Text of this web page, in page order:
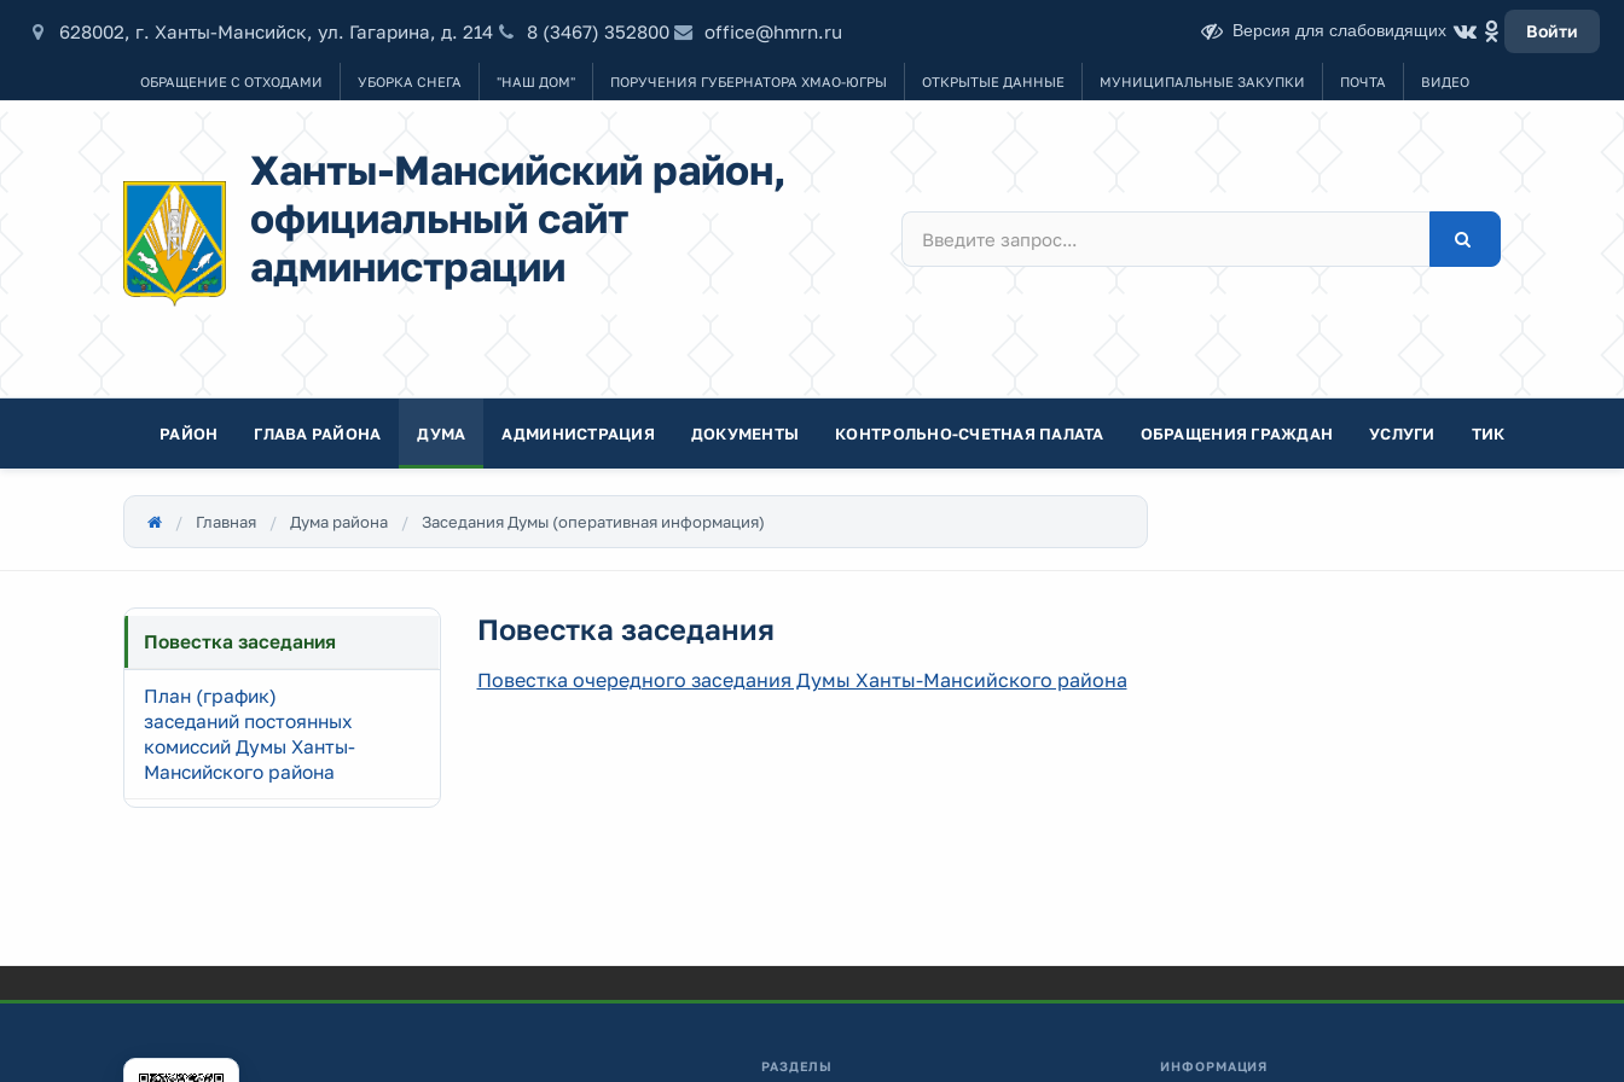
628002, г. Ханты-Мансийск, ул. Гагарина, д. 214 8 (3467) 352800 office@hmrn.ru Версия для слабовидящих Войти
ОБРАЩЕНИЕ С ОТХОДАМИ УБОРКА СНЕГА "НАШ ДОМ" ПОРУЧЕНИЯ ГУБЕРНАТОРА ХМАО-ЮГРЫ ОТКРЫТЫЕ ДАННЫЕ МУНИЦИПАЛЬНЫЕ ЗАКУПКИ ПОЧТА ВИДЕО
Ханты-Мансийский район,
официальный сайт
администрации
РАЙОН ГЛАВА РАЙОНА ДУМА АДМИНИСТРАЦИЯ ДОКУМЕНТЫ КОНТРОЛЬНО-СЧЕТНАЯ ПАЛАТА ОБРАЩЕНИЯ ГРАЖДАН УСЛУГИ ТИК
Главная Дума района Заседания Думы (оперативная информация)
Повестка заседания
План (график)
заседаний постоянных
комиссий Думы Ханты-
Мансийского района
Повестка заседания
Повестка очередного заседания Думы Ханты-Мансийского района
РАЗДЕЛЫ ИНФОРМАЦИЯ